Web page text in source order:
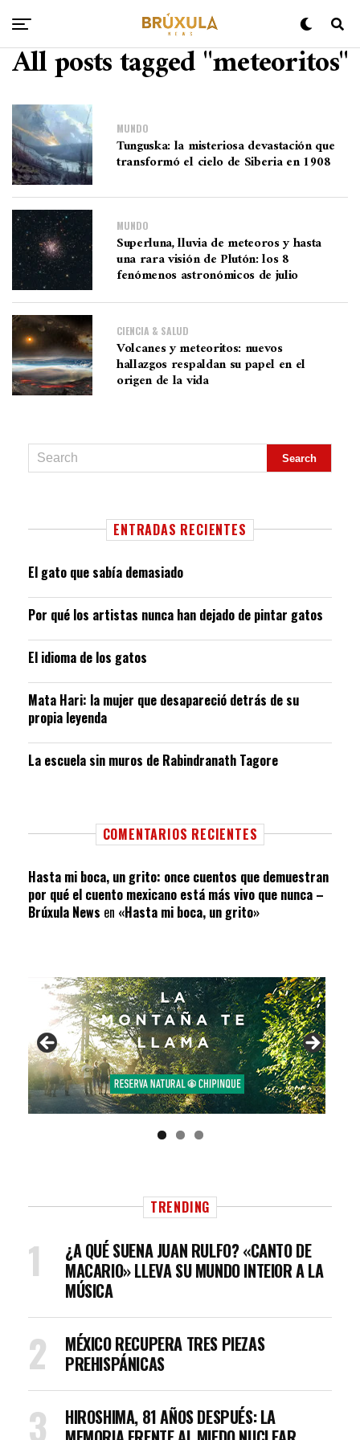
All posts tagged "meteoritos"
MUNDO
Tunguska: la misteriosa devastación que
transformó el cielo de Siberia en 1908
MUNDO
Superluna, lluvia de meteoros y hasta
una rara visión de Plutón: los 8
fenómenos astronómicos de julio
CIENCIA & SALUD
Volcanes y meteoritos: nuevos
hallazgos respaldan su papel en el
origen de la vida
ENTRADAS RECIENTES
El gato que sabía demasiado
Por qué los artistas nunca han dejado de pintar gatos
El idioma de los gatos
Mata Hari: la mujer que desapareció detrás de su
propia leyenda
La escuela sin muros de Rabindranath Tagore
COMENTARIOS RECIENTES
Hasta mi boca, un grito: once cuentos que demuestran
por qué el cuento mexicano está más vivo que nunca –
Brúxula News en «Hasta mi boca, un grito»
TRENDING
¿A QUÉ SUENA JUAN RULFO? «CANTO DE
MACARIO» LLEVA SU MUNDO INTEIOR A LA
MÚSICA
MÉXICO RECUPERA TRES PIEZAS
PREHISPÁNICAS
HIROSHIMA, 81 AÑOS DESPUÉS: LA